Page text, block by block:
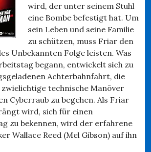
wird, der unter seinem Stuhl
eine Bombe befestigt hat. Um
sein Leben und seine Familie
zu schützen, muss Friar den
Unbekannten Folge leisten. Was
begann, entwickelt sich zu
Achterbahnfahrt, die
technische Manöver
Cyberraub zu begehen. Als Friar
wird, sich für einen
zu bekennen, wird der erfahrene
Wallace Reed (Mel Gibson) auf ihn